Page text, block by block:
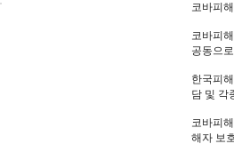
코바피
코바피
공동으
한국피
담 및 각
코바피
해자 보